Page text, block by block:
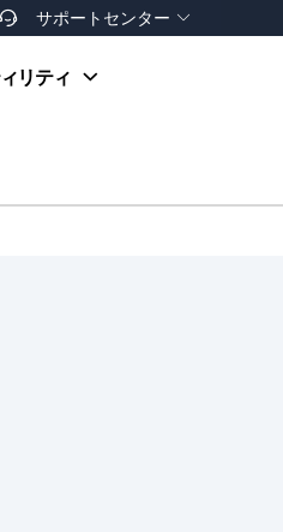
 サポートセンター 
お支払い方法
リティ